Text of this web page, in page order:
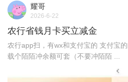
耀哥
2026-6-22
农行省钱月卡买立减金
农行app扫，有wx和支付宝的 支付宝
载个陌陌冲余额可套（不要冲陌陌 ...